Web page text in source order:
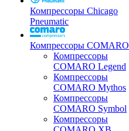
Компрессоры Chicago
Pneumatic
Компрессоры COMARO
Компрессоры
COMARO Legend
Компрессоры
COMARO Mythos
Компрессоры
COMARO Symbol
Компрессоры